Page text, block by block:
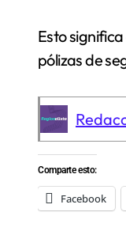
Esto
pólizas de
Comparte esto:
Facebook